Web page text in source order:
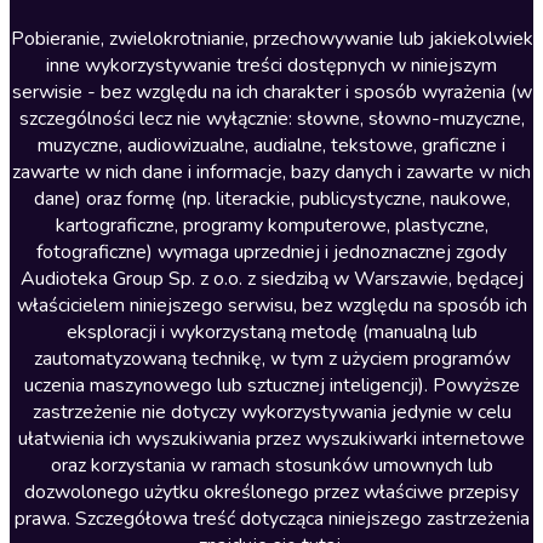
Literatura anglojęzyczna
Literatura faktu
Literatura obyczajowa
Literatura piękna obca
Literatura piękna polska
Nagrania relaksacyjne
Nauka języków
Nauki humanistyczne
Podcasty i audycje
Polityka
Prasa
Religia
Romans
Pobieranie, zwielokrotnianie, przechowywanie lub jakiekolwiek
inne wykorzystywanie treści dostępnych w niniejszym
serwisie - bez względu na ich charakter i sposób wyrażenia (w
szczególności lecz nie wyłącznie: słowne, słowno-muzyczne,
muzyczne, audiowizualne, audialne, tekstowe, graficzne i
zawarte w nich dane i informacje, bazy danych i zawarte w nich
dane) oraz formę (np. literackie, publicystyczne, naukowe,
kartograficzne, programy komputerowe, plastyczne,
fotograficzne) wymaga uprzedniej i jednoznacznej zgody
Audioteka Group Sp. z o.o. z siedzibą w Warszawie, będącej
właścicielem niniejszego serwisu, bez względu na sposób ich
eksploracji i wykorzystaną metodę (manualną lub
zautomatyzowaną technikę, w tym z użyciem programów
uczenia maszynowego lub sztucznej inteligencji). Powyższe
zastrzeżenie nie dotyczy wykorzystywania jedynie w celu
ułatwienia ich wyszukiwania przez wyszukiwarki internetowe
oraz korzystania w ramach stosunków umownych lub
dozwolonego użytku określonego przez właściwe przepisy
prawa. Szczegółowa treść dotycząca niniejszego zastrzeżenia